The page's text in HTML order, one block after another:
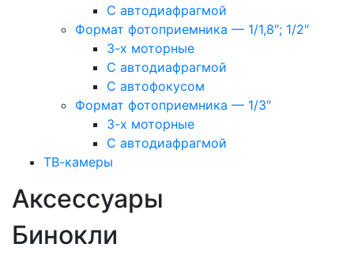
С автодиафрагмой
Формат фотоприемника — 1/1,8″; 1/2″
3-х моторные
С автодиафрагмой
С автофокусом
Формат фотоприемника — 1/3″
3-х моторные
С автодиафрагмой
ТВ-камеры
Аксессуары
Бинокли